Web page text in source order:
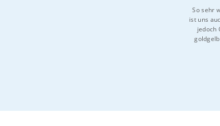
Kennen Sie jemanden, der
So sehr
ist uns
jedoch